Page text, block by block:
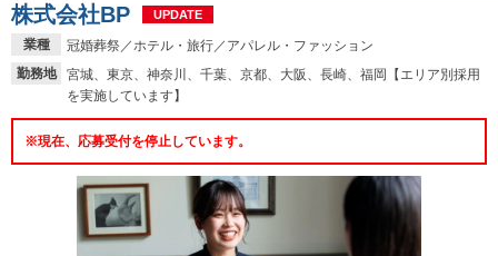
業種
冠婚葬祭／ホテル・旅行／アパレル・ファッション
勤務地
宮城、東京、神奈川、千葉、京都、大阪、長崎、福岡【エリア別採用
を実施しています】
株式会社BP UPDATE
※現在、応募受付を停止しています。